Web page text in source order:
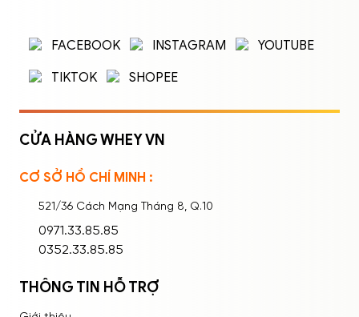
Nhập tên đăng nhập/email và mật khẩu để
Ghi nhớ mật khẩu
FACEBOOK INSTAGRAM
YOUTUBE
TIKTOK
SHOPEE
CỬA HÀNG WHEY VN
CƠ SỞ HỒ CHÍ MINH :
521/36 Cách Mạng Tháng 8, Q.10
0971.33.85.85
0352.33.85.85
THÔNG TIN HỖ TRỢ